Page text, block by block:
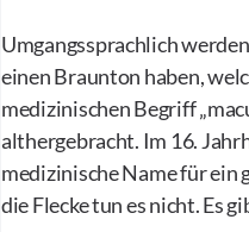
Umgangssprachlich
einen Braunton haben,
medizinischen Begriff
althergebracht. Im 16.
medizinische Name für ein
die Flecke tun es nicht. Es